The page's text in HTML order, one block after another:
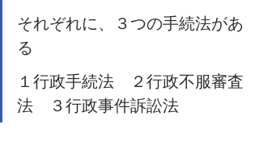
それぞれに、３つの手続法があ
る
１行政手続法　２行政不服審査
法　３行政事件訴訟法